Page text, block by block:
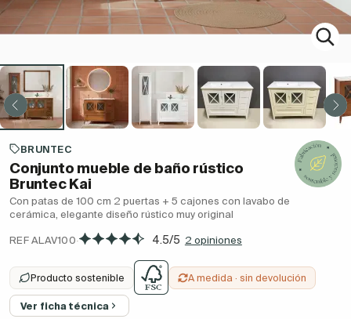
BRUNTEC
Conjunto mueble de baño rústico
Bruntec Kai
Con patas de 100 cm 2 puertas + 5 cajones con lavabo de
cerámica, elegante diseño rústico muy original
REF ALAV100· 4.5/5 2 opiniones
Producto sostenible A medida · sin devolución
Ver ficha técnica